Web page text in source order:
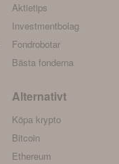
Aktietips
Investmentbolag
Fondrobotar
Bästa fonderna
Alternativt
Köpa krypto
Bitcoin
Ethereum